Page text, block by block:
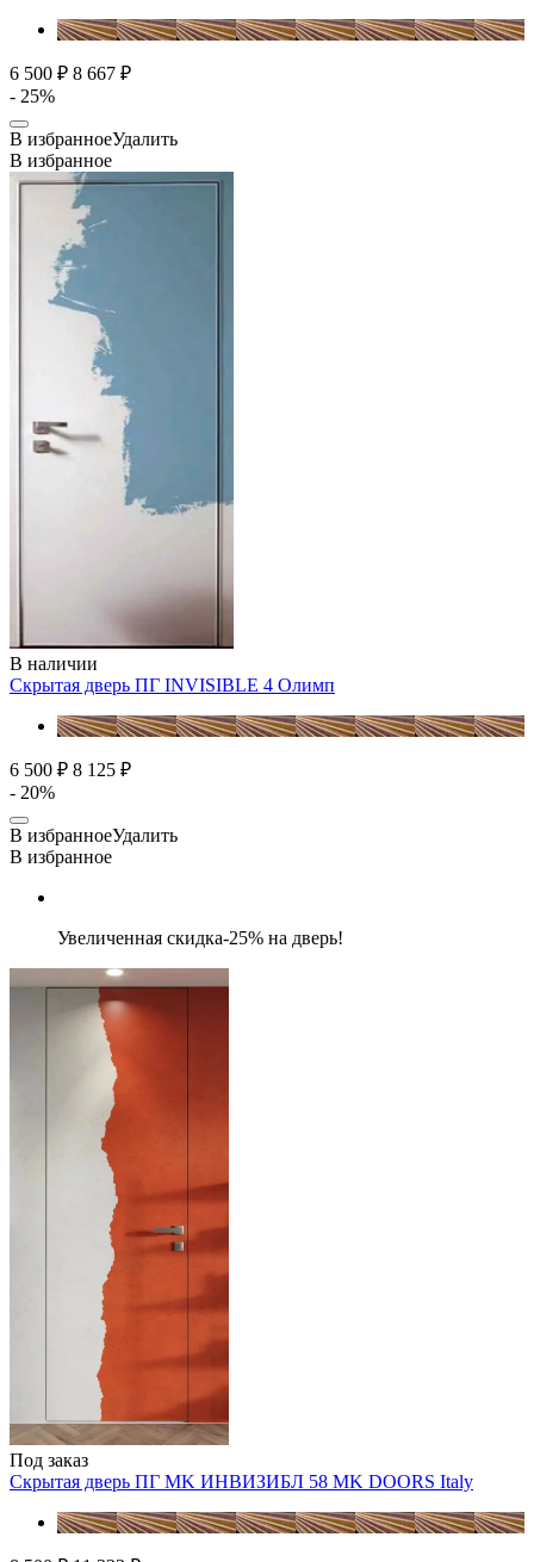
6 500 ₽ 8 667 ₽
- 25%
В избранноеУдалить
В избранное
В наличии
Скрытая дверь ПГ INVISIBLE 4 Олимп
6 500 ₽ 8 125 ₽
- 20%
В избранноеУдалить
В избранное
Увеличенная скидка-25% на дверь!
Под заказ
Скрытая дверь ПГ MK ИНВИЗИБЛ 58 MK DOORS Italy